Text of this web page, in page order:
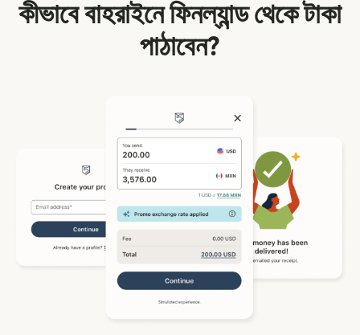
কীভাবে বাহরাইনে ফিনল্যান্ড থেকে টাকা
পাঠাবেন?